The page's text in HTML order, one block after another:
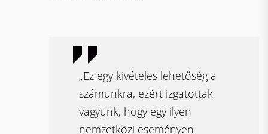
„Ez egy kivételes lehetőség a
számunkra, ezért izgatottak
vagyunk, hogy egy ilyen
nemzetközi eseményen